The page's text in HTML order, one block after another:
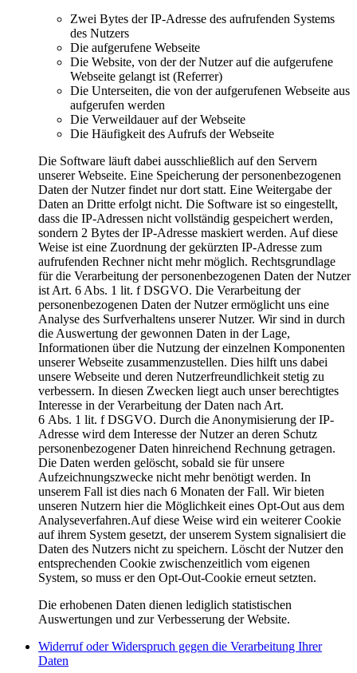
Zwei Bytes der IP-Adresse des aufrufenden Systems
des Nutzers
Die aufgerufene Webseite
Die Website, von der der Nutzer auf die aufgerufene
Webseite gelangt ist (Referrer)
Die Unterseiten, die von der aufgerufenen Webseite aus
aufgerufen werden
Die Verweildauer auf der Webseite
Die Häufigkeit des Aufrufs der Webseite
Die Software läuft dabei ausschließlich auf den Servern
unserer Webseite. Eine Speicherung der personenbezogenen
Daten der Nutzer findet nur dort statt. Eine Weitergabe der
Daten an Dritte erfolgt nicht. Die Software ist so eingestellt,
dass die IP-Adressen nicht vollständig gespeichert werden,
sondern 2 Bytes der IP-Adresse maskiert werden. Auf diese
Weise ist eine Zuordnung der gekürzten IP-Adresse zum
aufrufenden Rechner nicht mehr möglich. Rechtsgrundlage
für die Verarbeitung der personenbezogenen Daten der Nutzer
ist Art. 6 Abs. 1 lit. f DSGVO. Die Verarbeitung der
personenbezogenen Daten der Nutzer ermöglicht uns eine
Analyse des Surfverhaltens unserer Nutzer. Wir sind in durch
die Auswertung der gewonnen Daten in der Lage,
Informationen über die Nutzung der einzelnen Komponenten
unserer Webseite zusammenzustellen. Dies hilft uns dabei
unsere Webseite und deren Nutzerfreundlichkeit stetig zu
verbessern. In diesen Zwecken liegt auch unser berechtigtes
Interesse in der Verarbeitung der Daten nach Art.
6 Abs. 1 lit. f DSGVO. Durch die Anonymisierung der IP-
Adresse wird dem Interesse der Nutzer an deren Schutz
personenbezogener Daten hinreichend Rechnung getragen.
Die Daten werden gelöscht, sobald sie für unsere
Aufzeichnungszwecke nicht mehr benötigt werden. In
unserem Fall ist dies nach 6 Monaten der Fall. Wir bieten
unseren Nutzern hier die Möglichkeit eines Opt-Out aus dem
Analyseverfahren.Auf diese Weise wird ein weiterer Cookie
auf ihrem System gesetzt, der unserem System signalisiert die
Daten des Nutzers nicht zu speichern. Löscht der Nutzer den
entsprechenden Cookie zwischenzeitlich vom eigenen
System, so muss er den Opt-Out-Cookie erneut setzten.
Die erhobenen Daten dienen lediglich statistischen
Auswertungen und zur Verbesserung der Website.
Widerruf oder Widerspruch gegen die Verarbeitung Ihrer
Daten